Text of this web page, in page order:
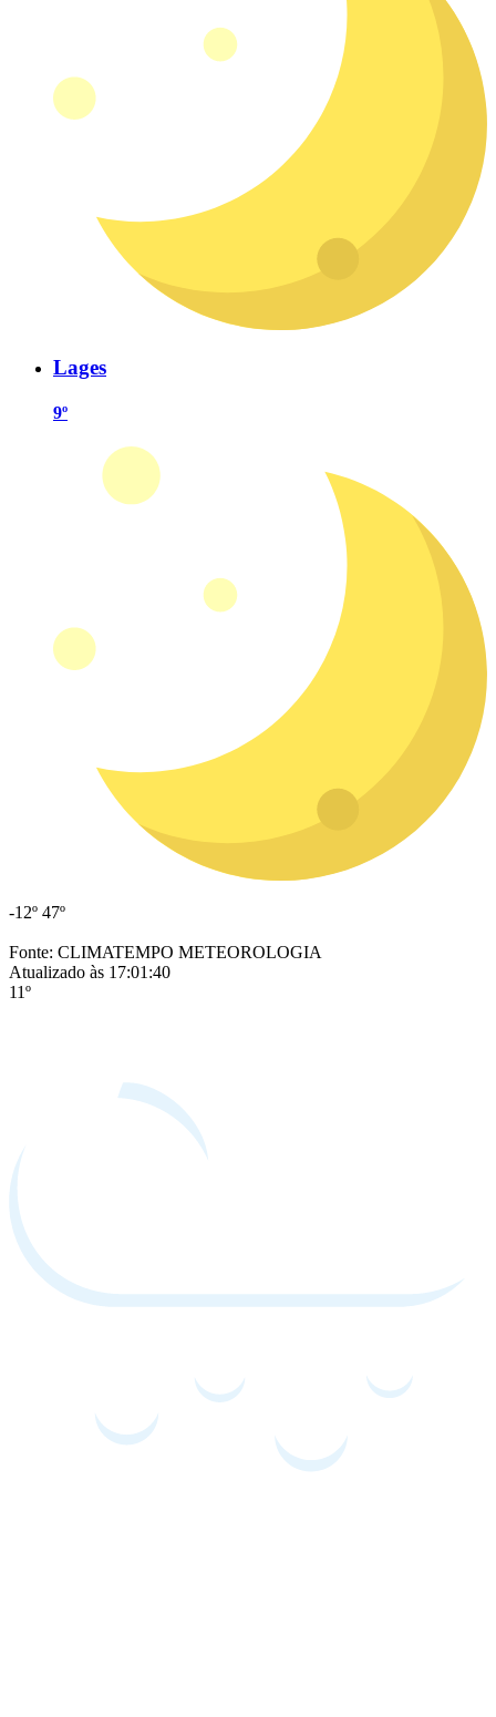
Lages
9º
-12º 47º
Fonte: CLIMATEMPO METEOROLOGIA
Atualizado às 17:01:40
11º